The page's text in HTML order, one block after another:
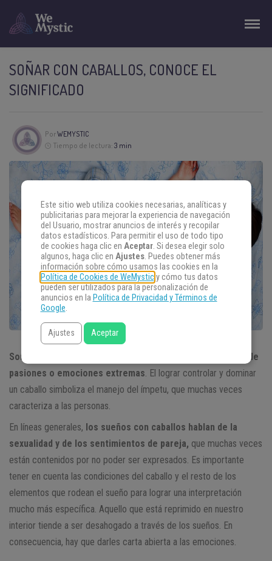
SOÑAR CON CABALLOS, CONOCE EL
SIGNIFICADO
PorWEMYSTIC
Tiempo de lectura: 3 min
Soñar con caballos puede interpretarse como el dominio de
pasiones o emociones extremas . El lograr controlar y dominar
un caballo simboliza el manejo del ímpetu, que muchas veces
caracteriza a las personas.
En líneas generales, los sueños con caballos hablan de la
sexualidad y de los sentimientos de pareja, que muchas veces
están contenidos por no poder ser expresados. Es importante
tener en cuenta las condiciones del caballo y el resto de los
elementos que rodean el sueño para lograr una interpretación
mucho más específica. Aquello que está reprimido en nuestro
interior tiende a ser desahogado a través de los sueños. En
consecuencia, hay que darles carta abierta a las emociones.
Este sitio web utiliza cookies necesarias, analíticas y
publicitarias para mejorar la experiencia de navegación
del Usuario, mostrar anuncios de interés y recopilar
datos estadísticos. Para permitir el uso de todo tipo
de cookies haga clic en Aceptar. Si desea elegir solo
algunos, haga clic en Ajustes. Puedes obtener más
información sobre cómo usamos las cookies en la
Política de Cookies de WeMysticy cómo tus datos
pueden ser utilizados para la personalización de
anuncios en la Política de Privacidad y Términos de
Google.
Ajustes Aceptar